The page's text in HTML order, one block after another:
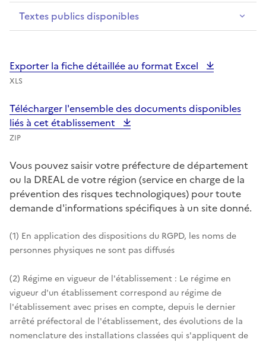
Textes publics disponibles
Exporter la fiche détaillée au format Excel
XLS
Télécharger l'ensemble des documents disponibles
liés à cet établissement
ZIP
Vous pouvez saisir votre préfecture de département
ou la DREAL de votre région (service en charge de la
prévention des risques technologiques) pour toute
demande d'informations spécifiques à un site donné.
(1) En application des dispositions du RGPD, les noms de
personnes physiques ne sont pas diffusés
(2) Régime en vigueur de l'établissement : Le régime en
vigueur d'un établissement correspond au régime de
l'établissement avec prises en compte, depuis le dernier
arrêté préfectoral de l'établissement, des évolutions de la
nomenclature des installations classées qui s'appliquent de